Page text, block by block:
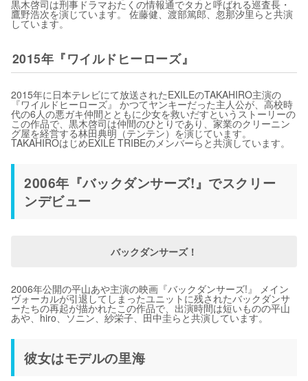
黒木啓司は刑事ドラマおたくの情報通でタカと呼ばれる巡査長・
鷹野浩次を演じています。 佐藤健、渡部篤郎、忽那汐里らと共演
しています。
2015年『ワイルドヒーローズ』
2015年に日本テレビにて放送されたEXILEのTAKAHIRO主演の
『ワイルドヒーローズ』 かつてヤンキーだった主人公が、高校時
代の6人の悪ガキ仲間とともに少女を救いだすというストーリーの
この作品で、黒木啓司は仲間のひとりであり、家業のクリーニン
グ屋を経営する林田典明（テンテン）を演じています。
TAKAHIROはじめEXILE TRIBEのメンバーらと共演しています。
2006年『バックダンサーズ!』でスクリー
ンデビュー
バックダンサーズ！
2006年公開の平山あや主演の映画『バックダンサーズ!』 メイン
ヴォーカルが引退してしまったユニットに残されたバックダンサ
ーたちの再起が描かれたこの作品で、出演時間は短いものの平山
あや、hiro、ソニン、紗栄子、田中圭らと共演しています。
彼女はモデルの里海